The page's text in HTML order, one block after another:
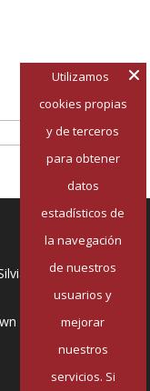
Pazos
II: Mester de
Utilizamos
cookies propias
y de terceros
para obtener
datos
estadísticos de
la navegación
de nuestros
usuarios y
mejorar
nuestros
servicios. Si